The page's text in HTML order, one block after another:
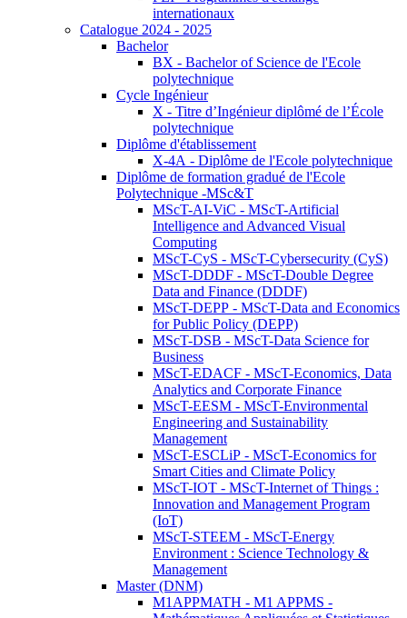
internationaux
Catalogue 2024 - 2025
Bachelor
BX - Bachelor of Science de l'Ecole
polytechnique
Cycle Ingénieur
X - Titre d’Ingénieur diplômé de l’École
polytechnique
Diplôme d'établissement
X-4A - Diplôme de l'Ecole polytechnique
Diplôme de formation gradué de l'Ecole
Polytechnique -MSc&T
MScT-AI-ViC - MScT-Artificial
Intelligence and Advanced Visual
Computing
MScT-CyS - MScT-Cybersecurity (CyS)
MScT-DDDF - MScT-Double Degree
Data and Finance (DDDF)
MScT-DEPP - MScT-Data and Economics
for Public Policy (DEPP)
MScT-DSB - MScT-Data Science for
Business
MScT-EDACF - MScT-Economics, Data
Analytics and Corporate Finance
MScT-EESM - MScT-Environmental
Engineering and Sustainability
Management
MScT-ESCLiP - MScT-Economics for
Smart Cities and Climate Policy
MScT-IOT - MScT-Internet of Things :
Innovation and Management Program
(IoT)
MScT-STEEM - MScT-Energy
Environment : Science Technology &
Management
Master (DNM)
M1APPMATH - M1 APPMS -